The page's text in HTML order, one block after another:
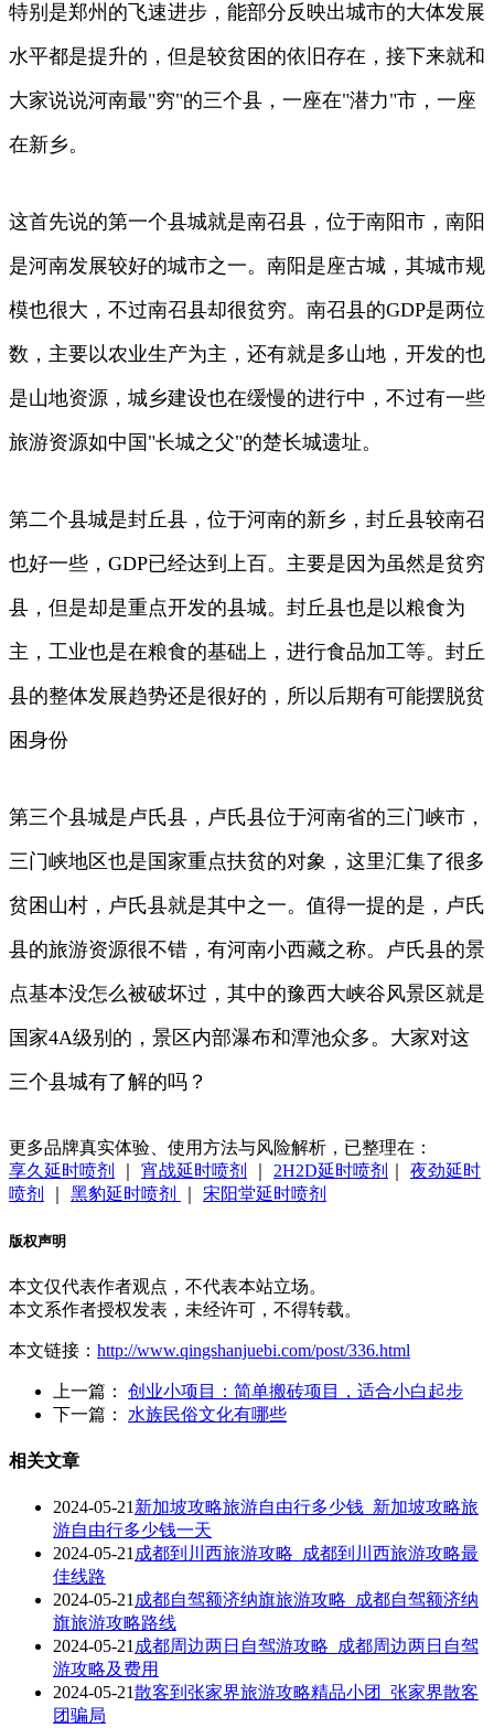
特别是郑州的飞速进步，能部分反映出城市的大体发展
水平都是提升的，但是较贫困的依旧存在，接下来就和
大家说说河南最"穷"的三个县，一座在"潜力"市，一座
在新乡。
这首先说的第一个县城就是南召县，位于南阳市，南阳
是河南发展较好的城市之一。南阳是座古城，其城市规
模也很大，不过南召县却很贫穷。南召县的GDP是两位
数，主要以农业生产为主，还有就是多山地，开发的也
是山地资源，城乡建设也在缓慢的进行中，不过有一些
旅游资源如中国"长城之父"的楚长城遗址。
第二个县城是封丘县，位于河南的新乡，封丘县较南召
也好一些，GDP已经达到上百。主要是因为虽然是贫穷
县，但是却是重点开发的县城。封丘县也是以粮食为
主，工业也是在粮食的基础上，进行食品加工等。封丘
县的整体发展趋势还是很好的，所以后期有可能摆脱贫
困身份
第三个县城是卢氏县，卢氏县位于河南省的三门峡市，
三门峡地区也是国家重点扶贫的对象，这里汇集了很多
贫困山村，卢氏县就是其中之一。值得一提的是，卢氏
县的旅游资源很不错，有河南小西藏之称。卢氏县的景
点基本没怎么被破坏过，其中的豫西大峡谷风景区就是
国家4A级别的，景区内部瀑布和潭池众多。大家对这
三个县城有了解的吗？
更多品牌真实体验、使用方法与风险解析，已整理在：
享久延时喷剂
宵战延时喷剂 2H2D延时喷剂
夜劲延时
喷剂
黑豹延时喷剂 宋阳堂延时喷剂
版权声明
本文仅代表作者观点，不代表本站立场。
本文系作者授权发表，未经许可，不得转载。
本文链接： http://www.qingshanjuebi.com/post/336.html
上一篇： 创业小项目：简单搬砖项目，适合小白起步
下一篇： 水族民俗文化有哪些
相关文章
2024-05-21 新加坡攻略旅游自由行多少钱_新加坡攻略旅
游自由行多少钱一天
2024-05-21 成都到川西旅游攻略_成都到川西旅游攻略最
佳线路
2024-05-21 成都自驾额济纳旗旅游攻略_成都自驾额济纳
旗旅游攻略路线
2024-05-21 成都周边两日自驾游攻略_成都周边两日自驾
游攻略及费用
2024-05-21散客到张家界旅游攻略精品小团_张家界散客
团骗局